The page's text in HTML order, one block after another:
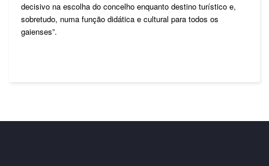
decisivo na escolha do concelho enquanto destino turístico e,
sobretudo, numa função didática e cultural para todos os
gaienses”.